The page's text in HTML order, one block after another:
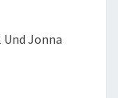
Und Jonna